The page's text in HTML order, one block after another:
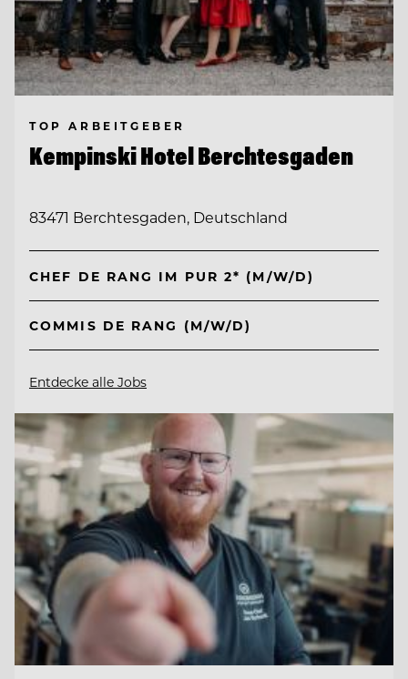
TOP ARBEITGEBER
Kempinski Hotel Berchtesgaden
83471 Berchtesgaden, Deutschland
CHEF DE RANG IM PUR 2* (M/W/D)
COMMIS DE RANG (M/W/D)
Entdecke alle Jobs